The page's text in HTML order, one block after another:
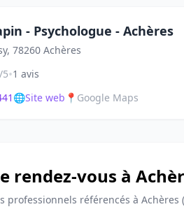
- Psychologue - Achères
78260 Achères
5•1 avis
🌐Site web 📍 Google Maps
rendez-vous à
professionnels référencés à